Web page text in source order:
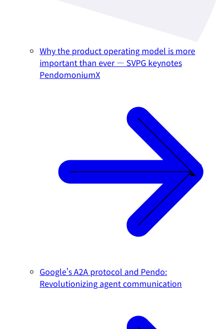
Why the product operating model is more
important than ever — SVPG keynotes
PendomoniumX
Google's A2A protocol and Pendo:
Revolutionizing agent communication